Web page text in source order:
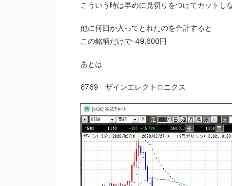
こういう時は早めに見切りをつけてカットし
他に何回か入ってとれたのを合計すると
この銘柄だけで-49,600円
あとは
6769 ザインエレクトロニクス